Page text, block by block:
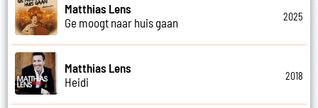
Matthias Lens
Ge moogt naar huis gaan
2025
Matthias Lens
Heidi
2018